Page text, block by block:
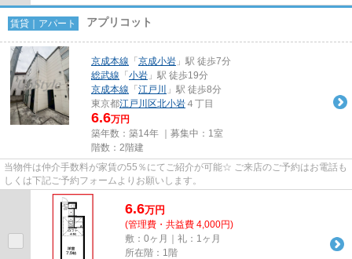
賃貸｜アパート アプリコット
京成本線 「 京成小岩 」駅 徒歩7分
総武線 「 小岩 」駅 徒歩19分
京成本線 「 江戸川
」駅 徒歩8分
東京都江戸川区北小岩 ４丁目
6.6万円
築年数：築14年 ｜募集中： 1室
階数：2階建
当物件は仲介手数料が家賃の55％にてご紹介が可能☆ ご来店のご予約はお電話も
しくは下記ご予約フォームよりお願いします。
6.6万円
(管理費・共益費 4,000円)
敷：0ヶ月｜礼：1ヶ月
所在階：1階